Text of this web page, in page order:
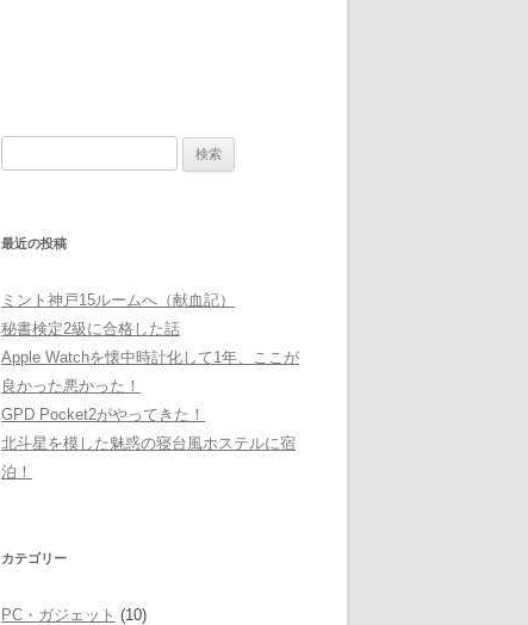
最近の投稿
ミント神戸15ルームへ（献血記）
秘書検定2級に合格した話
Apple Watchを懐中時計化して1年、ここが
良かった悪かった！
GPD Pocket2がやってきた！
北斗星を模した魅惑の寝台風ホステルに宿
泊！
カテゴリー
PC・ガジェット (10)